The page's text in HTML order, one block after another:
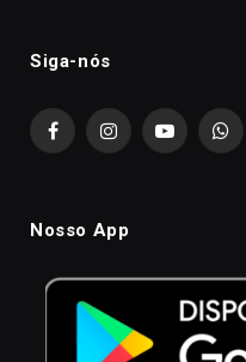
Siga-nós
FacebookInstagramYouTube
Nosso App